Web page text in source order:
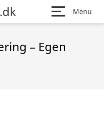
Menu
– Egen